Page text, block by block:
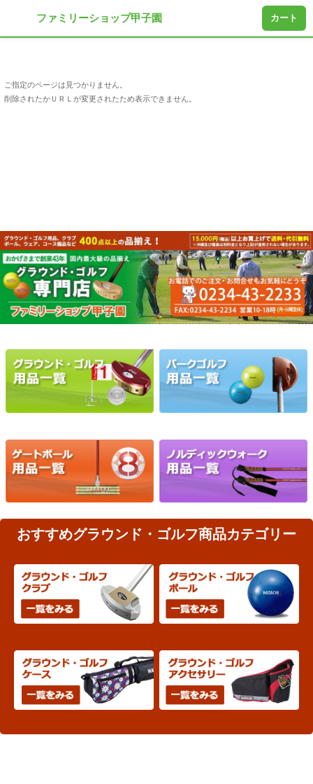
おすすめグラウンド・ゴルフ商品カテゴリー
ご指定のページは見つかりません。
削除されたかＵＲＬが変更されたため表示できません。
ファミリーショップ甲子園 カート